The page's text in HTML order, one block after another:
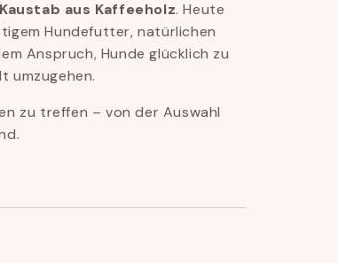
Kaustab aus Kaffeeholz. Heute
Hundefutter, natürlichen
Anspruch, Hunde glücklich zu
umzugehen.
zu treffen – von der Auswahl